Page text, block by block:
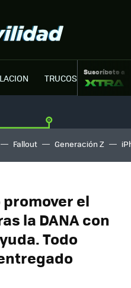
TRUCOS MOTOR
Suscríbete a
Fallout Generación Z
el
la DANA con
Todo